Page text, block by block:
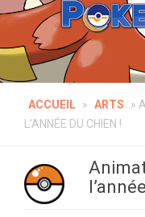
ACCUEIL » ARTS »
L’ANNÉE DU CHIEN !